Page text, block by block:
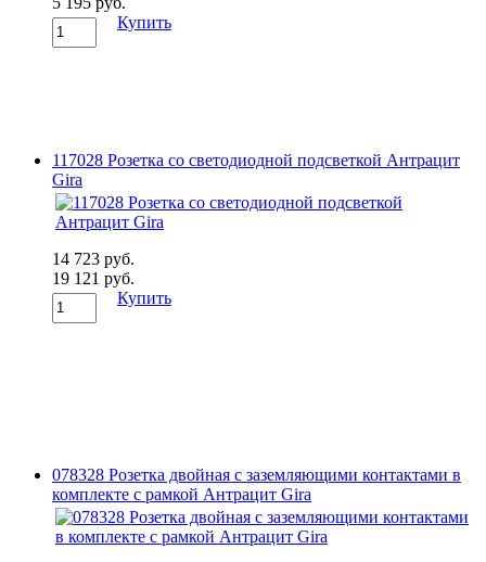
Купить
117028 Розетка со светодиодной подсветкой Антрацит
Gira
14 723 руб.
19 121 руб.
Купить
078328 Розетка двойная с заземляющими контактами в
комплекте с рамкой Антрацит Gira